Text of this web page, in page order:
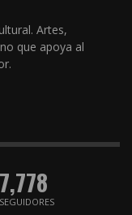
Artes,
que apoya al
7,778
SEGUIDORES